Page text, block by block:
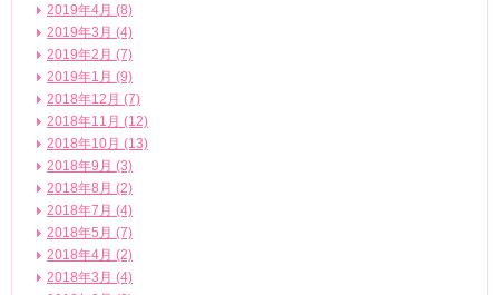
2019年4月 (8)
2019年3月 (4)
2019年2月 (7)
2019年1月 (9)
2018年12月 (7)
2018年11月 (12)
2018年10月 (13)
2018年9月 (3)
2018年8月 (2)
2018年7月 (4)
2018年5月 (7)
2018年4月 (2)
2018年3月 (4)